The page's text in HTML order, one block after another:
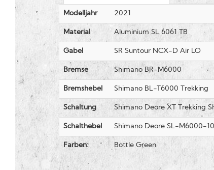
Modelljahr 2021
Material Aluminium SL 6061 TB
Gabel SR Suntour NCX-D Air LO
Bremse Shimano BR-M6000
Bremshebel Shimano BL-T6000 Trekking
Schaltung Shimano Deore XT Trekking
Schalthebel Shimano Deore SL-M6000-10
Farben: Bottle Green